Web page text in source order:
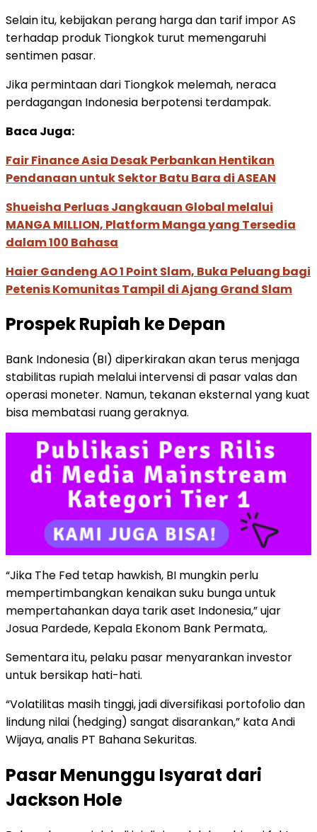
Selain itu, kebijakan perang harga dan tarif impor AS
terhadap produk Tiongkok turut memengaruhi
sentimen pasar.
Jika permintaan dari Tiongkok melemah, neraca
perdagangan Indonesia berpotensi terdampak.
Baca Juga:
Fair Finance Asia Desak Perbankan Hentikan
Pendanaan untuk Sektor Batu Bara di ASEAN
Shueisha Perluas Jangkauan Global melalui
MANGA MILLION, Platform Manga yang Tersedia
dalam 100 Bahasa
Haier Gandeng AO 1 Point Slam, Buka Peluang bagi
Petenis Komunitas Tampil di Ajang Grand Slam
Prospek Rupiah ke Depan
Bank Indonesia (BI) diperkirakan akan terus menjaga
stabilitas rupiah melalui intervensi di pasar valas dan
operasi moneter. Namun, tekanan eksternal yang kuat
bisa membatasi ruang geraknya.
“Jika The Fed tetap hawkish, BI mungkin perlu
mempertimbangkan kenaikan suku bunga untuk
mempertahankan daya tarik aset Indonesia,” ujar
Josua Pardede, Kepala Ekonom Bank Permata,.
Sementara itu, pelaku pasar menyarankan investor
untuk bersikap hati-hati.
“Volatilitas masih tinggi, jadi diversifikasi portofolio dan
lindung nilai (hedging) sangat disarankan,” kata Andi
Wijaya, analis PT Bahana Sekuritas.
Pasar Menunggu Isyarat dari
Jackson Hole